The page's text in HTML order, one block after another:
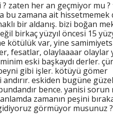
zaten her an geçmiyor mu ?
bu zamana ait hissetmemek
bir aldanış. bizi boğan
birkaç yüzyıl öncesi 15
kötülük var, yine
fesatlar, olaylaaaar olaylar
eski başkaydı derler.
gibi işler. kötüyü gömer
eskiden bugüne
bence. yanisi sorun
zamanın peşini
görmüyor musunuz ?